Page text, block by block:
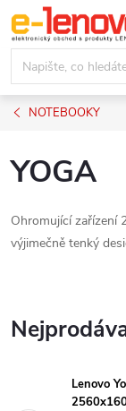
Přejít
na
obsah
NOTEBOOKY
YOGA
Ohromující zařízení
výjimečně tenký
Lenovo